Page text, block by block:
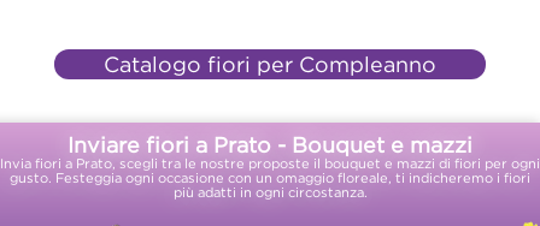
Catalogo fiori per Compleanno
Inviare fiori a Prato - Bouquet e mazzi
Invia fiori a Prato, scegli tra le nostre proposte il bouquet e mazzi di fiori per ogni
gusto. Festeggia ogni occasione con un omaggio floreale, ti indicheremo i fiori
più adatti in ogni circostanza.